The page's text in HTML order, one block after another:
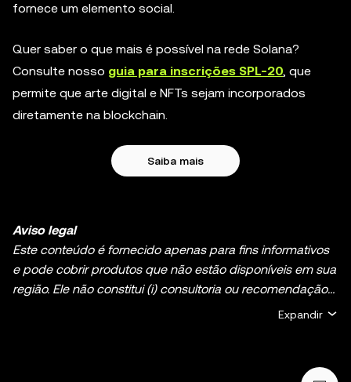
fornece um elemento social.
Quer saber o que mais é possível na rede Solana?
Consulte nosso guia para inscrições SPL-20, que
permite que arte digital e NFTs sejam incorporados
diretamente na blockchain.
Saiba mais
Aviso legal
Este conteúdo é fornecido apenas para fins informativos
e pode cobrir produtos que não estão disponíveis em sua
região. Ele não constitui (i) consultoria ou recomendação
de investimento; (ii) uma oferta ou solicitação paraExpandir